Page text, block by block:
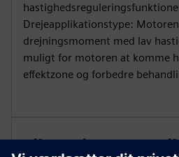
Drejeapplikationstype:
drejningsmoment med lav
muligt for motoren at komme
effektzone og forbedre
Tilpasningsevne